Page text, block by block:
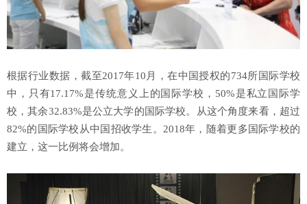
根据行业数据，截至2017年10月，在中国授权的734所国际学校
中，只有17.17%是传统意义上的国际学校，50%是私立国际学
校，其余32.83%是公立大学的国际学校。从这个角度来看，超过
82%的国际学校从中国招收学生。2018年，随着更多国际学校的
建立，这一比例将会增加。